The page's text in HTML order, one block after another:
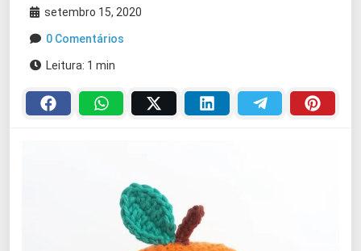
setembro 15, 2020
0 Comentários
Leitura: 1 min